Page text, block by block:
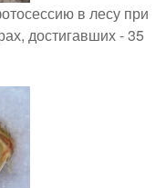
в лесу при
достигавших - 35